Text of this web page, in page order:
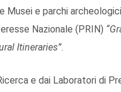
Musei e parchi
Nazionale (PRIN)
Itineraries”.
e dai Laboratori di